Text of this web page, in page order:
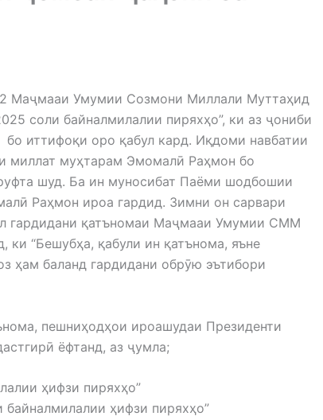
Маҷмааи Умумии Созмони Миллали Муттаҳид
соли байналмилалии пиряхҳо”, ки аз ҷониби
иттифоқи оро қабул кард. Иқдоми навбатии
миллат муҳтарам Эмомалӣ Раҳмон бо
шуд. Ба ин муносибат Паёми шодбошии
Раҳмон ироа гардид. Зимни он сарвари
гардидани қатъномаи Маҷмааи Умумии СММ
“Бешубҳа, қабули ин қатънома, яъне
ҳам баланд гардидани обрӯю эътибори
пешниҳодҳои ироашудаи Президенти
ёфтанд, аз ҷумла;
ҳифзи пиряхҳо”
ҳифзи пиряхҳо”